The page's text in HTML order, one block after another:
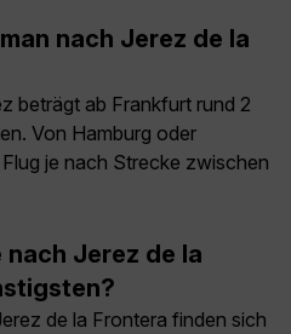
nach Jerez de la
beträgt ab Frankfurt rund 2
Von Hamburg oder
je nach Strecke zwischen
nach Jerez de la
de la Frontera finden sich